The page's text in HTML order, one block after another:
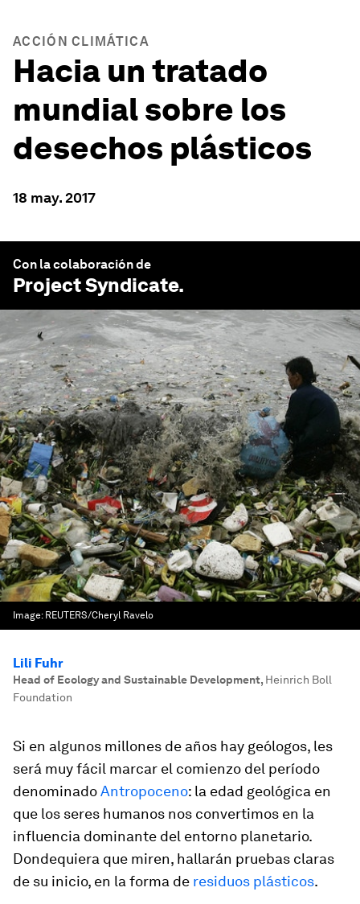
ACCIÓN CLIMÁTICA
Hacia un tratado
mundial sobre los
desechos plásticos
18 may. 2017
Con la colaboración de
Project Syndicate.
Image: REUTERS/Cheryl Ravelo
Lili Fuhr
Head of Ecology and Sustainable Development, Heinrich Boll
Foundation
Si en algunos millones de años hay geólogos, les
será muy fácil marcar el comienzo del período
denominadoAntropoceno: la edad geológica en
que los seres humanos nos convertimos en la
influencia dominante del entorno planetario.
Dondequiera que miren, hallarán pruebas claras
de su inicio, en la forma de residuos plásticos.